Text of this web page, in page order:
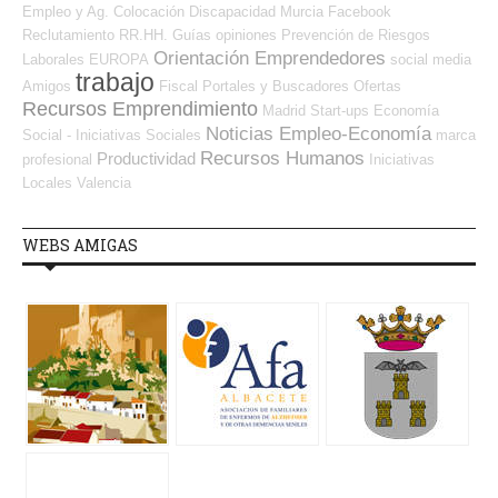
Empleo y Ag. Colocación Discapacidad Murcia Facebook
Reclutamiento RR.HH. Guías opiniones Prevención de Riesgos
Laborales EUROPA Orientación Emprendedores social media
Amigos trabajo Fiscal Portales y Buscadores Ofertas
Recursos Emprendimiento Madrid Start-ups Economía
Social - Iniciativas Sociales Noticias Empleo-Economía marca
profesional Productividad Recursos Humanos
Iniciativas
Locales Valencia
WEBS AMIGAS